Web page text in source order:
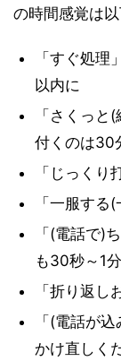
の時間感覚は以
「すぐ処
以内に
「さくっ
付くのは30
「じっく
「一服す
「(電話で)
も30秒～1
「折り返
「(電話が
かけ直しく